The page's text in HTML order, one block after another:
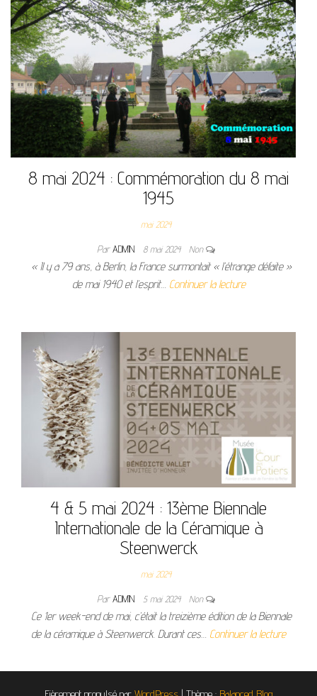
8 mai 2024 : Commémoration du 8 mai
1945
mai 2024
ParADMIN 8 mai 2024 Non
« Il y a 79 ans, à Berlin, la France surmontait « l’étrange défaite »
de mai 1940 et l’esprit… Continuer la lecture
4 & 5 mai 2024 : 13ème Biennale
Internationale de la Céramique à
Steenwerck
mai 2024
ParADMIN 5 mai 2024 Non
Ce 1er week-end de mai, c’était la treizième édition de la Biennale
de la céramique à Steenwerck. Durant ces… Continuer la lecture